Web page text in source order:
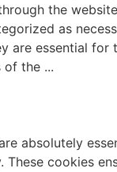
the
as
are essential for
of the ...
absolutely
cookies